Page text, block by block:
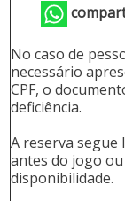
No caso de
necessário
CPF, o
deficiência.
A reserva segue
antes do jogo
disponibilidade.